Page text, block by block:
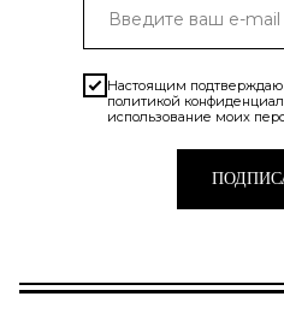
Настоящим подтверждаю
политикой
использование моих